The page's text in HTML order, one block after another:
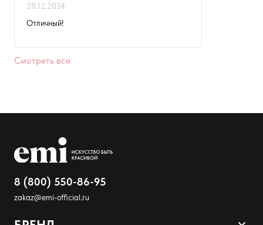
Ваше имя
28.12.2024
Отличный!
Смотреть все
8 (800) 550-86-95
zakaz@emi-official.ru